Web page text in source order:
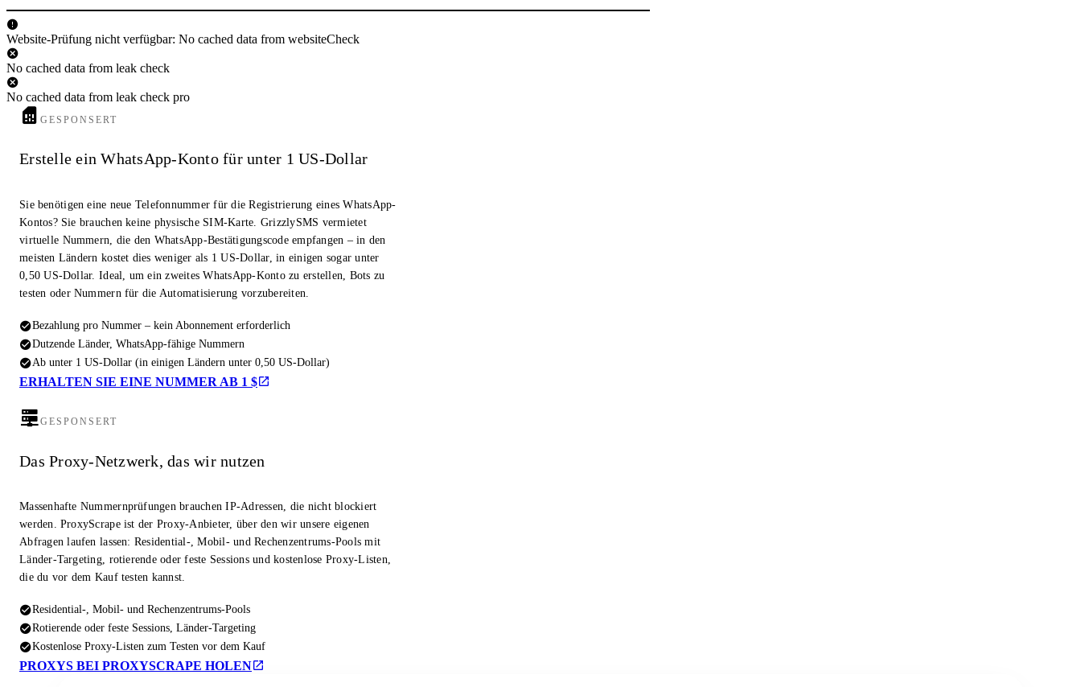
Website-Prüfung nicht verfügbar: No cached data from websiteCheck
No cached data from leak check
No cached data from leak check pro
GESPONSERT
Erstelle ein WhatsApp-Konto für unter 1 US-Dollar
Sie benötigen eine neue Telefonnummer für die Registrierung eines WhatsApp-
Kontos? Sie brauchen keine physische SIM-Karte. GrizzlySMS vermietet
virtuelle Nummern, die den WhatsApp-Bestätigungscode empfangen – in den
meisten Ländern kostet dies weniger als 1 US-Dollar, in einigen sogar unter
0,50 US-Dollar. Ideal, um ein zweites WhatsApp-Konto zu erstellen, Bots zu
testen oder Nummern für die Automatisierung vorzubereiten.
Bezahlung pro Nummer – kein Abonnement erforderlich
Dutzende Länder, WhatsApp-fähige Nummern
Ab unter 1 US-Dollar (in einigen Ländern unter 0,50 US-Dollar)
ERHALTEN SIE EINE NUMMER AB 1 $
GESPONSERT
Das Proxy-Netzwerk, das wir nutzen
Massenhafte Nummernprüfungen brauchen IP-Adressen, die nicht blockiert
werden. ProxyScrape ist der Proxy-Anbieter, über den wir unsere eigenen
Abfragen laufen lassen: Residential-, Mobil- und Rechenzentrums-Pools mit
Länder-Targeting, rotierende oder feste Sessions und kostenlose Proxy-Listen,
die du vor dem Kauf testen kannst.
Residential-, Mobil- und Rechenzentrums-Pools
Rotierende oder feste Sessions, Länder-Targeting
Kostenlose Proxy-Listen zum Testen vor dem Kauf
PROXYS BEI PROXYSCRAPE HOLEN